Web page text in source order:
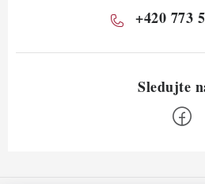
+420 773